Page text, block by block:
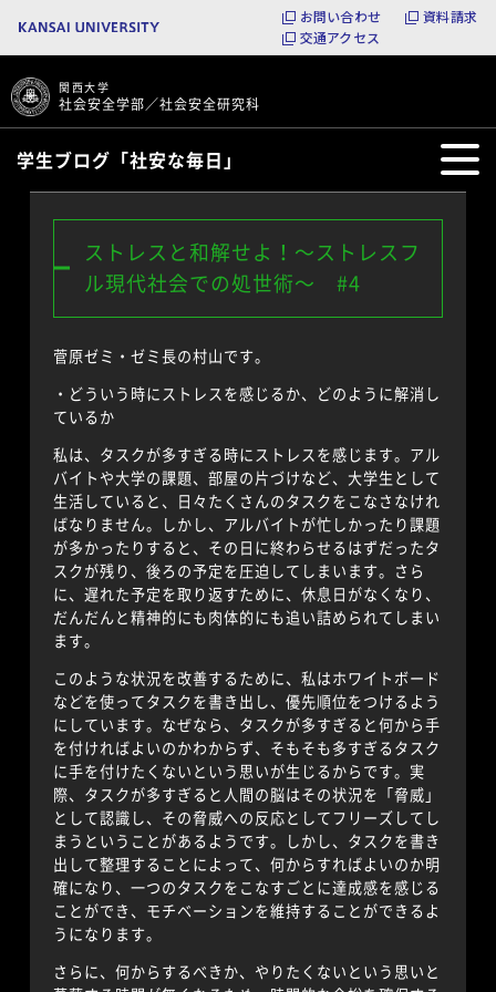
お問い合わせ
資料請求
交通アクセス
関西大学
社会安全学部／社会安全研究科
学生ブログ「社安な毎日」
ストレスと和解せよ！～ストレスフ
ル現代社会での処世術～ #4
菅原ゼミ・ゼミ長の村山です。
・どういう時にストレスを感じるか、どのように解消し
ているか
私は、タスクが多すぎる時にストレスを感じます。アル
バイトや大学の課題、部屋の片づけなど、大学生として
生活していると、日々たくさんのタスクをこなさなけれ
ばなりません。しかし、アルバイトが忙しかったり課題
が多かったりすると、その日に終わらせるはずだったタ
スクが残り、後ろの予定を圧迫してしまいます。さら
に、遅れた予定を取り返すために、休息日がなくなり、
だんだんと精神的にも肉体的にも追い詰められてしまい
ます。
このような状況を改善するために、私はホワイトボード
などを使ってタスクを書き出し、優先順位をつけるよう
にしています。なぜなら、タスクが多すぎると何から手
を付ければよいのかわからず、そもそも多すぎるタスク
に手を付けたくないという思いが生じるからです。実
際、タスクが多すぎると人間の脳はその状況を「脅威」
として認識し、その脅威への反応としてフリーズしてし
まうということがあるようです。しかし、タスクを書き
出して整理することによって、何からすればよいのか明
確になり、一つのタスクをこなすごとに達成感を感じる
ことができ、モチベーションを維持することができるよ
うになります。
さらに、何からするべきか、やりたくないという思いと